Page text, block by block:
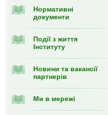
Нормативні
документи
Події з життя
Інституту
Новини та вакансії
партнерів
Ми в мережі